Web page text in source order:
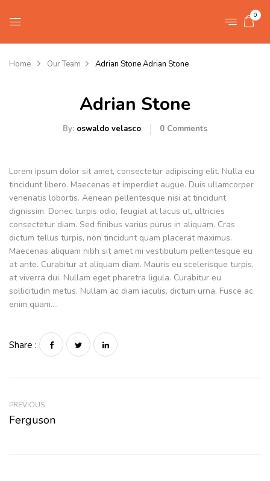
0
Home Our Team Adrian StoneAdrian Stone
Adrian Stone
By: oswaldo velasco 0 Comments
Lorem ipsum dolor sit amet, consectetur adipiscing elit. Nulla eu
tincidunt libero. Maecenas et imperdiet augue. Duis ullamcorper
venenatis lobortis. Aenean pellentesque nisi at tincidunt
dignissim. Donec turpis odio, feugiat at lacus ut, ultricies
consectetur diam. Sed finibus varius purus in aliquam. Cras
dictum tellus turpis, non tincidunt quam placerat maximus.
Maecenas aliquam nibh sit amet mi vestibulum pellentesque eu
at ante. Curabitur at aliquam diam. Mauris eu scelerisque turpis,
at viverra dui. Nullam eget pharetra ligula. Curabitur eu
sollicitudin metus. Nullam ac diam iaculis, dictum urna. Fusce ac
enim quam….
Share :
PREVIOUS
Ferguson